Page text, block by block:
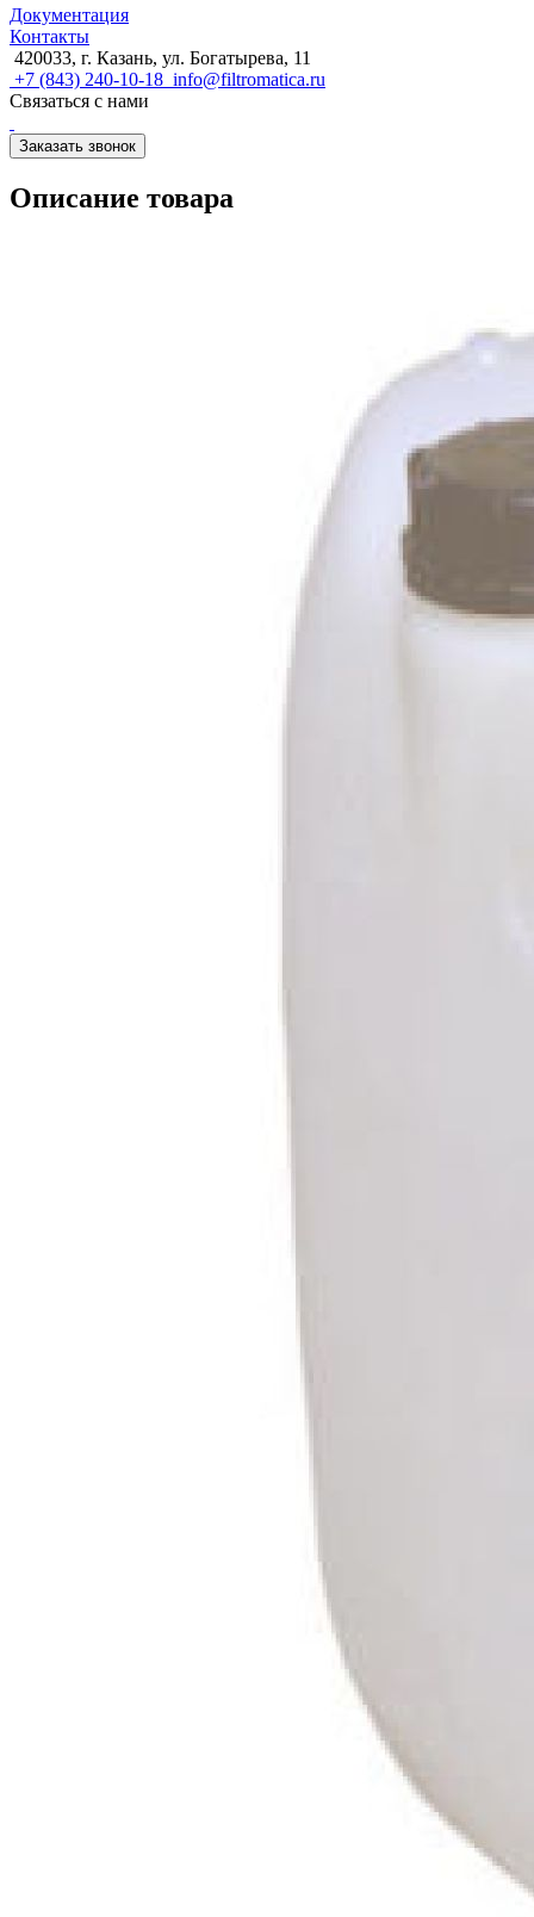
Документация
Контакты
420033, г. Казань, ул. Богатырева, 11
+7 (843) 240-10-18 info@filtromatica.ru
Связаться с нами
Заказать звонок
Описание товара